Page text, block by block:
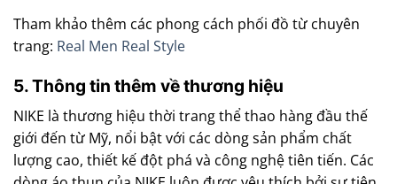
Tham khảo thêm các phong cách phối đồ từ chuyên
trang: Real Men Real Style
5. Thông tin thêm về thương hiệu
NIKE là thương hiệu thời trang thể thao hàng đầu thế
giới đến từ Mỹ, nổi bật với các dòng sản phẩm chất
lượng cao, thiết kế đột phá và công nghệ tiên tiến. Các